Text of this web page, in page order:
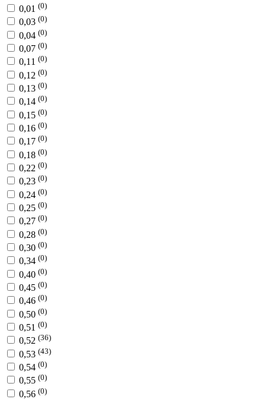
0,01 (0)
0,03 (0)
0,04 (0)
0,07 (0)
0,11 (0)
0,12 (0)
0,13 (0)
0,14 (0)
0,15 (0)
0,16 (0)
0,17 (0)
0,18 (0)
0,22 (0)
0,23 (0)
0,24 (0)
0,25 (0)
0,27 (0)
0,28 (0)
0,30 (0)
0,34 (0)
0,40 (0)
0,45 (0)
0,46 (0)
0,50 (0)
0,51 (0)
0,52 (36)
0,53 (43)
0,54 (0)
0,55 (0)
0,56 (0)